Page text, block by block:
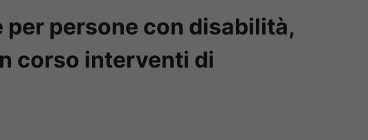
per persone con disabilità,
corso interventi di